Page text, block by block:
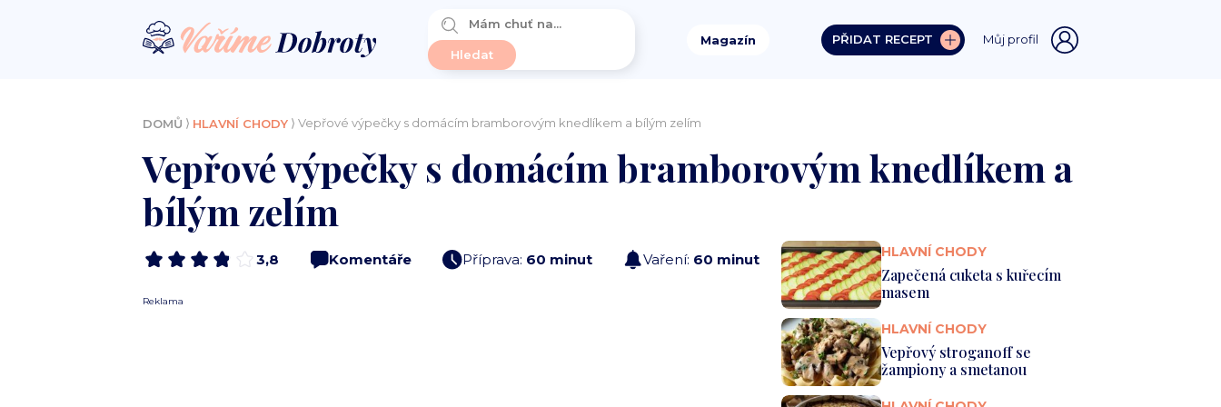
Magazín PŘIDAT RECEPT Můj profil
DOMŮ ⟩ HLAVNÍ CHODY⟩ Vepřové výpečky s domácím bramborovým knedlíkem a bílým zelím
Vepřové výpečky s domácím bramborovým knedlíkem a
bílým zelím
3,8 Komentáře Příprava: 60 minut Vaření: 60 minut
Reklama
HLAVNÍ CHODY
Zapečená cuketa s kuřecím
masem
HLAVNÍ CHODY
Vepřový stroganoff se
žampiony a smetanou